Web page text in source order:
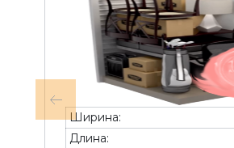
Ширина:
Длина: